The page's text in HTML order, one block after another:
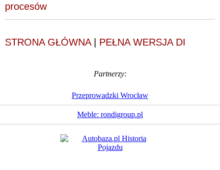
procesów
STRONA GŁÓWNA| PEŁNA WERSJA DI
Partnerzy:
Przeprowadzki Wrocław
Meble: rondigroup.pl